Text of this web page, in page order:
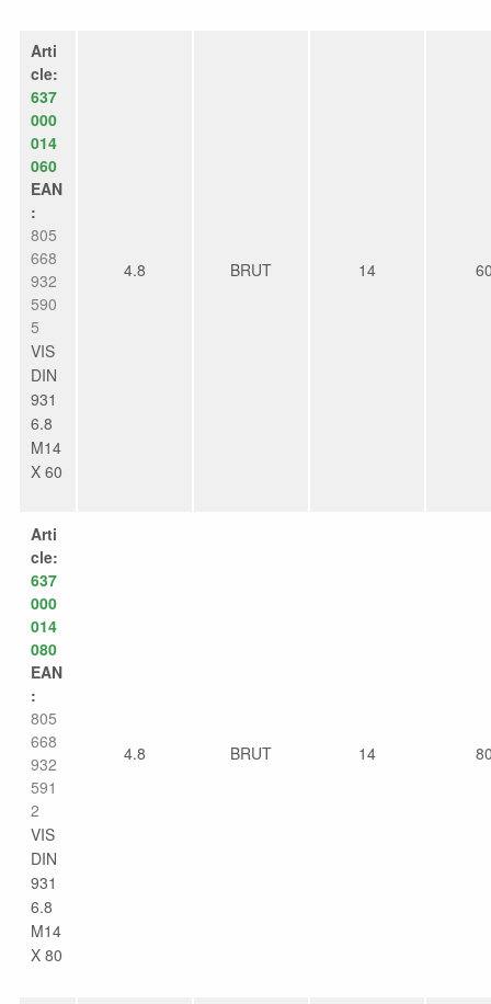
Arti
cle:
637
000
014
060
EAN
:
805
668
932
590
5
VIS
DIN
931
6.8
M14
X 60
4.8 BRUT 14
Arti
cle:
637
000
014
080
EAN
:
805
668
932
591
2
VIS
DIN
931
6.8
M14
X 80
4.8 BRUT 14